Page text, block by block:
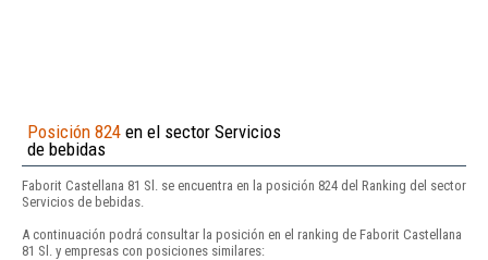
Posición 824 en el sector Servicios
de bebidas
Faborit Castellana 81 Sl. se encuentra en la posición 824 del Ranking del sector
Servicios de bebidas.
A continuación podrá consultar la posición en el ranking de Faborit Castellana
81 Sl. y empresas con posiciones similares: